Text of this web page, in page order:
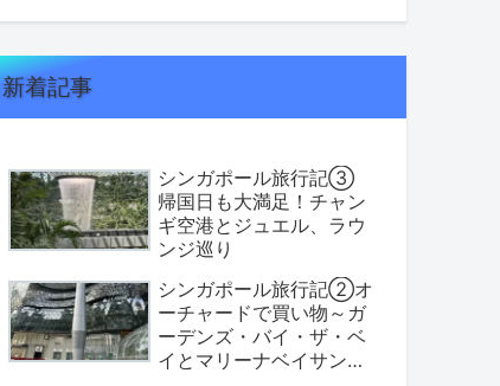
新着記事
シンガポール旅行記③
帰国日も大満足！チャン
ギ空港とジュエル、ラウ
ンジ巡り
シンガポール旅行記②オ
ーチャードで買い物～ガ
ーデンズ・バイ・ザ・ベ
イとマリーナベイサンズ